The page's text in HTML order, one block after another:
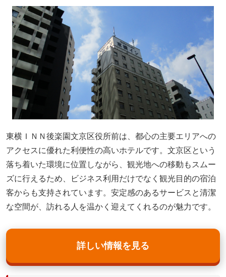
東横ＩＮＮ後楽園文京区役所前は、都心の主要エリアへの
アクセスに優れた利便性の高いホテルです。文京区という
落ち着いた環境に位置しながら、観光地への移動もスムー
ズに行えるため、ビジネス利用だけでなく観光目的の宿泊
客からも支持されています。安定感のあるサービスと清潔
な空間が、訪れる人を温かく迎えてくれるのが魅力です。
詳しい情報を見る